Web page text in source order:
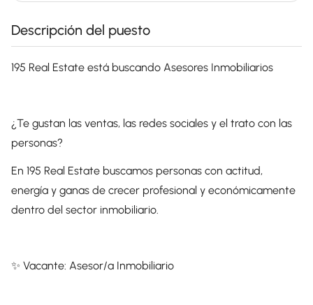
Descripción del puesto
195 Real Estate está buscando Asesores Inmobiliarios
¿Te gustan las ventas, las redes sociales y el trato con las
personas?
En 195 Real Estate buscamos personas con actitud,
energía y ganas de crecer profesional y económicamente
dentro del sector inmobiliario.
✨ Vacante: Asesor/a Inmobiliario